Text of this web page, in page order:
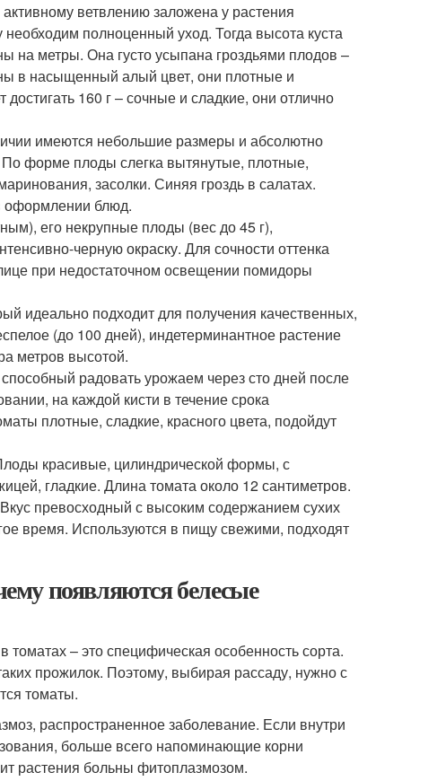
ветвлению заложена у растения
полноценный уход. Тогда высота куста
на метры. Она густо усыпана гроздьями плодов –
в насыщенный алый цвет, они плотные и
160 г – сочные и сладкие, они отлично
имеются небольшие размеры и абсолютно
По форме плоды слегка вытянутые, плотные,
засолки. Синяя гроздь в салатах.
оформлении блюд.
его некрупные плоды (вес до 45 г),
черную окраску. Для сочности оттенка
при недостаточном освещении помидоры
идеально подходит для получения качественных,
(до 100 дней), индетерминантное растение
метров высотой.
радовать урожаем через сто дней после
на каждой кисти в течение срока
плотные, сладкие, красного цвета, подойдут
красивые, цилиндрической формы, с
гладкие. Длина томата около 12 сантиметров.
превосходный с высоким содержанием сухих
время. Используются в пищу свежими, подходят
появляются белесые
– это специфическая особенность сорта.
прожилок. Поэтому, выбирая рассаду, нужно с
томаты.
распространенное заболевание. Если внутри
больше всего напоминающие корни
растения больны фитоплазмозом.